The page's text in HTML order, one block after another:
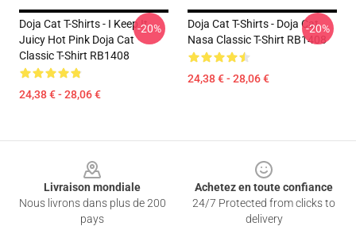
Doja Cat T-Shirts - I Keep It
Juicy Hot Pink Doja Cat
Classic T-Shirt RB1408
24,38 € - 28,06 €
-20%
Doja Cat T-Shirts - Doja Cat
Nasa Classic T-Shirt RB1408
24,38 € - 28,06 €
-20%
Livraison mondiale
Nous livrons dans plus de 200
pays
Achetez en toute confiance
24/7 Protected from clicks to
delivery